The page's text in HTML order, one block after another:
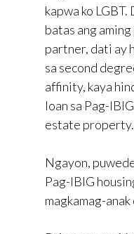
kapwa ko
batas ang
partner, dati ay
sa second
affinity, kaya
loan sa Pag-
estate property.
Ngayon,
Pag-IBIG
magkamag-